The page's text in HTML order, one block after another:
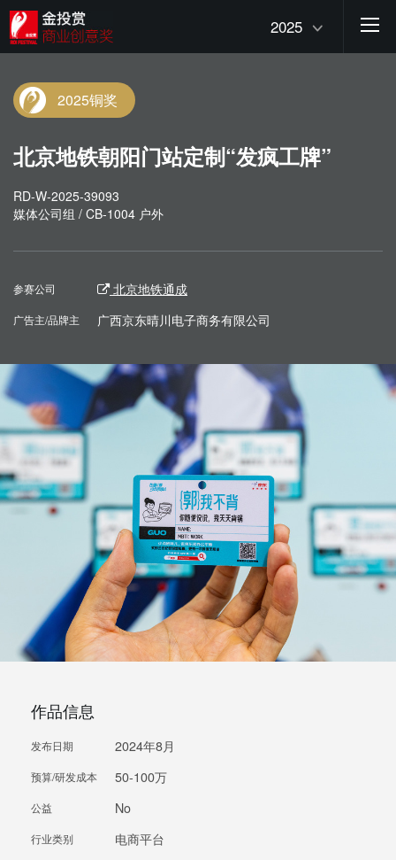
2025
2025铜奖
北京地铁朝阳门站定制“发疯工牌”
RD-W-2025-39093
媒体公司组 / CB-1004 户外
参赛公司 北京地铁通成
广告主/品牌主 广西京东晴川电子商务有限公司
作品信息
发布日期 2024年8月
预算/研发成本 50-100万
公益 No
行业类别 电商平台